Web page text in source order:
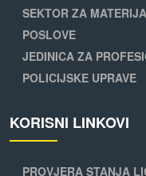
SEKTOR ZA
POSLOVE
JEDINICA ZA
POLICIJSKE UPRAVE
KORISNI LINKOVI
PROVJERA STANJA